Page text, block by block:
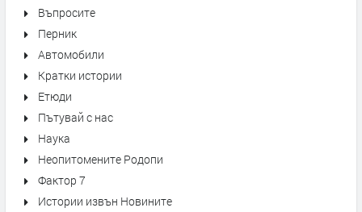
Въпросите
Перник
Автомобили
Кратки истории
Етюди
Пътувай с нас
Наука
Неопитомените Родопи
Фактор 7
Истории извън Новините